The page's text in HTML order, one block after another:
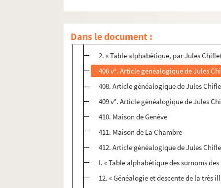
Dans le document :
Deuxième volume.. [Titre absent ou
non folioté. page de garde
1. « Recueil généalogique de plusieurs
2. « Table alphabétique, par Jules
406 v°. Article généalogique de Jules
408. Article généalogique de Jules
409 v°. Article généalogique de Jules
410. Maison de Genève
411. Maison de La Chambre
412. Article généalogique de Jules
I. « Table alphabétique des surnoms
12. « Généalogie et descente de la très